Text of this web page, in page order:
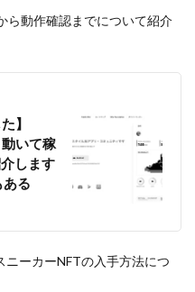
ら動作確認までについて紹介
】
いて稼
します
る
ニーカーNFTの入手方法につ